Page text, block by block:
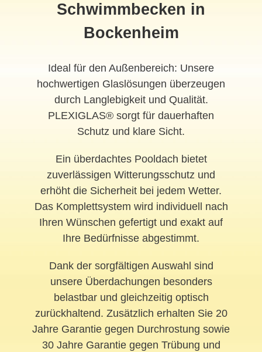
Schwimmbecken in
Bockenheim
Ideal für den Außenbereich: Unsere
hochwertigen Glaslösungen überzeugen
durch Langlebigkeit und Qualität.
PLEXIGLAS® sorgt für dauerhaften
Schutz und klare Sicht.
Ein überdachtes Pooldach bietet
zuverlässigen Witterungsschutz und
erhöht die Sicherheit bei jedem Wetter.
Das Komplettsystem wird individuell nach
Ihren Wünschen gefertigt und exakt auf
Ihre Bedürfnisse abgestimmt.
Dank der sorgfältigen Auswahl sind
unsere Überdachungen besonders
belastbar und gleichzeitig optisch
zurückhaltend. Zusätzlich erhalten Sie 20
Jahre Garantie gegen Durchrostung sowie
30 Jahre Garantie gegen Trübung und